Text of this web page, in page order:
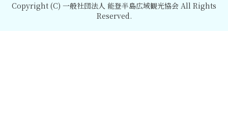
Copyright (C) 一般社団法人 能登半島広域観光協会 All Rights
Reserved.